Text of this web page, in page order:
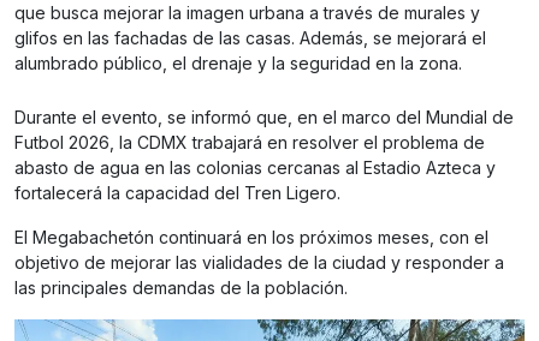
que busca mejorar la imagen urbana a través de murales y
glifos en las fachadas de las casas. Además, se mejorará el
alumbrado público, el drenaje y la seguridad en la zona.
Durante el evento, se informó que, en el marco del Mundial de
Futbol 2026, la CDMX trabajará en resolver el problema de
abasto de agua en las colonias cercanas al Estadio Azteca y
fortalecerá la capacidad del Tren Ligero.
El Megabachetón continuará en los próximos meses, con el
objetivo de mejorar las vialidades de la ciudad y responder a
las principales demandas de la población.